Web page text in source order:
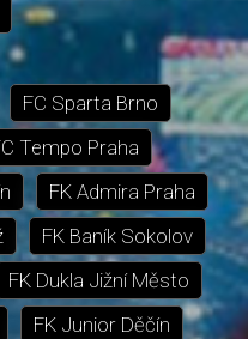
FC Sparta Brno
Tempo Praha
FK Admira Praha
FK Baník Sokolov
FK Dukla Jižní Město
FK Junior Děčín